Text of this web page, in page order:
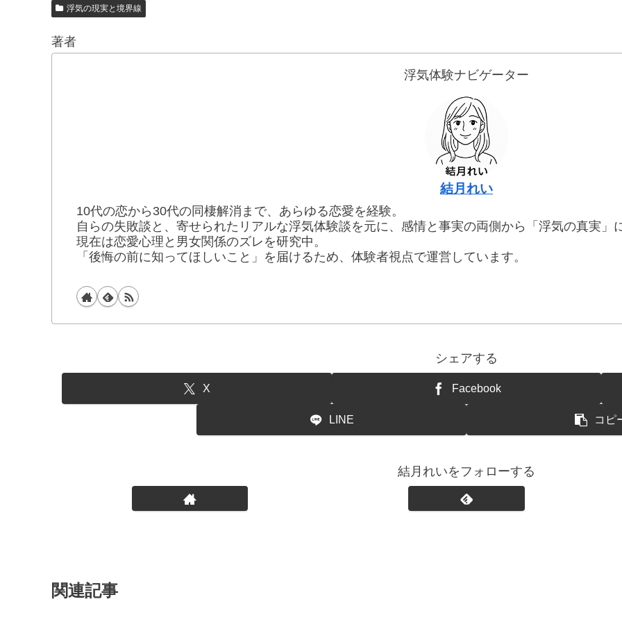
浮気の現実と境界線
著者
浮気体験ナビゲーター
結月れい
10代の恋から30代の同棲解消まで、あらゆる恋愛を経験。
自らの失敗談と、寄せられたリアルな浮気体験談を元に、感情と事実の両側から「浮気の真実」
現在は恋愛心理と男女関係のズレを研究中。
「後悔の前に知ってほしいこと」を届けるため、体験者視点で運営しています。
シェアする
X Facebook
LINE コピ
結月れいをフォローする
関連記事